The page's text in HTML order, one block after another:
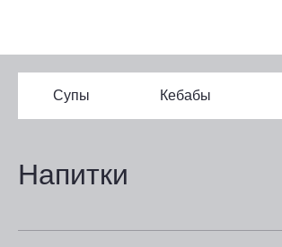
Супы Кебабы
Напитки